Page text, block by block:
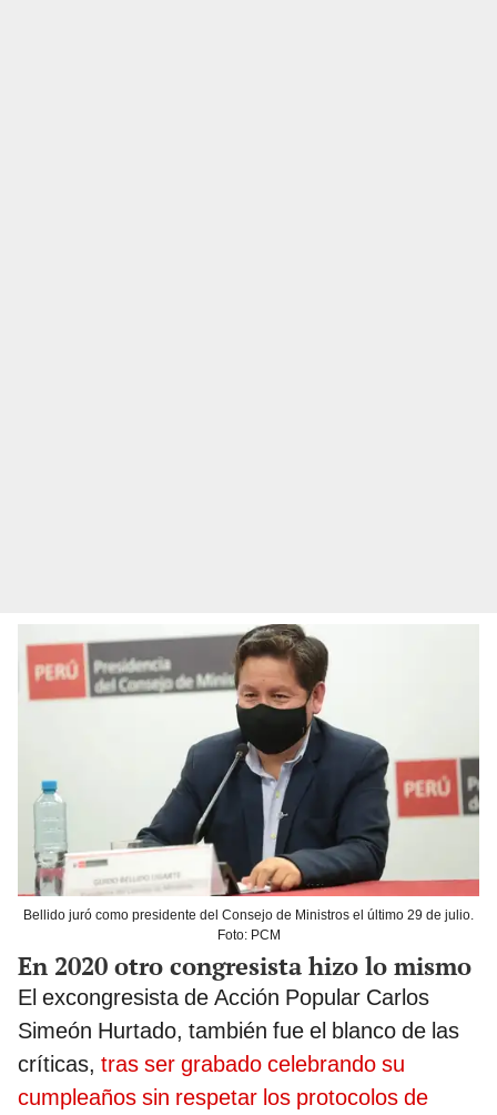
Bellido juró como presidente del Consejo de Ministros el último 29 de julio.
Foto: PCM
En 2020 otro congresista hizo lo mismo
El excongresista de Acción Popular Carlos
Simeón Hurtado, también fue el blanco de las
críticas, tras ser grabado celebrando su
cumpleaños sin respetar los protocolos de